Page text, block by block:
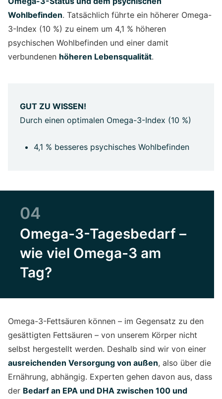
Wohlbefinden. Tatsächlich führte ein höherer Omega-
3-Index (10 %) zu einem um 4,1 % höheren
psychischen Wohlbefinden und einer damit
verbundenen höheren Lebensqualität.
GUT ZU WISSEN!
Durch einen optimalen Omega-3-Index (10 %)
4,1 % besseres psychisches Wohlbefinden
04
Omega-3-Tagesbedarf –
wie viel Omega-3 am
Tag?
Omega-3-Fettsäuren können – im Gegensatz zu den
gesättigten Fettsäuren – von unserem Körper nicht
selbst hergestellt werden. Deshalb sind wir von einer
ausreichenden Versorgung von außen, also über die
Ernährung, abhängig. Experten gehen davon aus, dass
der Bedarf an EPA und DHA zwischen 100 und